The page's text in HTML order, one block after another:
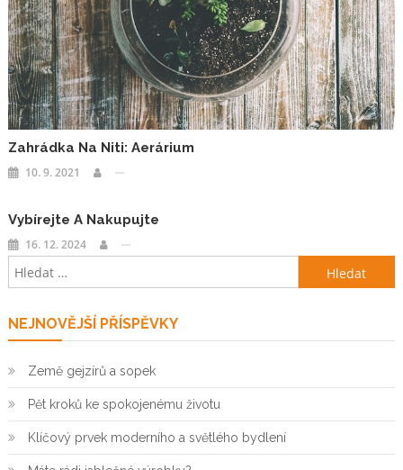
Zahrádka Na Niti: Aerárium
10. 9. 2021
Vybírejte A Nakupujte
16. 12. 2024
Vyhledávání
NEJNOVĚJŠÍ PŘÍSPĚVKY
Země gejzírů a sopek
Pět kroků ke spokojenému životu
Klíčový prvek moderního a světlého bydlení